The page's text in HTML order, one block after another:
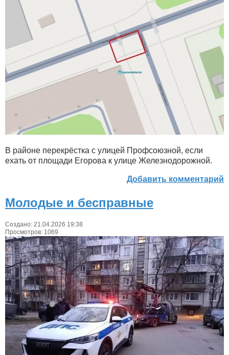
В районе перекрёстка с улицей Профсоюзной, если
ехать от площади Егорова к улице Железнодорожной.
Добавить комментарий
Молодые и бесправные
Создано: 21.04.2026 19:38
Просмотров: 1069